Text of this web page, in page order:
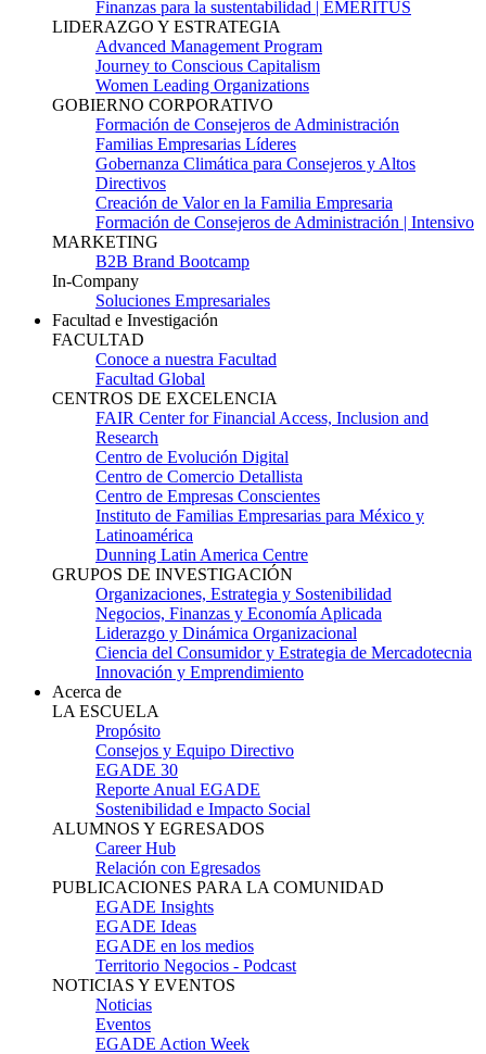
Finanzas para la sustentabilidad | EMERITUS
LIDERAZGO Y ESTRATEGIA
Advanced Management Program
Journey to Conscious Capitalism
Women Leading Organizations
GOBIERNO CORPORATIVO
Formación de Consejeros de Administración
Familias Empresarias Líderes
Gobernanza Climática para Consejeros y Altos
Directivos
Creación de Valor en la Familia Empresaria
Formación de Consejeros de Administración | Intensivo
MARKETING
B2B Brand Bootcamp
In-Company
Soluciones Empresariales
Facultad e Investigación
FACULTAD
Conoce a nuestra Facultad
Facultad Global
CENTROS DE EXCELENCIA
FAIR Center for Financial Access, Inclusion and
Research
Centro de Evolución Digital
Centro de Comercio Detallista
Centro de Empresas Conscientes
Instituto de Familias Empresarias para México y
Latinoamérica
Dunning Latin America Centre
GRUPOS DE INVESTIGACIÓN
Organizaciones, Estrategia y Sostenibilidad
Negocios, Finanzas y Economía Aplicada
Liderazgo y Dinámica Organizacional
Ciencia del Consumidor y Estrategia de Mercadotecnia
Innovación y Emprendimiento
Acerca de
LA ESCUELA
Propósito
Consejos y Equipo Directivo
EGADE 30
Reporte Anual EGADE
Sostenibilidad e Impacto Social
ALUMNOS Y EGRESADOS
Career Hub
Relación con Egresados
PUBLICACIONES PARA LA COMUNIDAD
EGADE Insights
EGADE Ideas
EGADE en los medios
Territorio Negocios - Podcast
NOTICIAS Y EVENTOS
Noticias
Eventos
EGADE Action Week